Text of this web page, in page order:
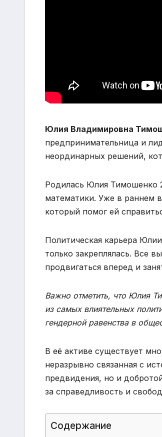
Юлия Владимировна
предпринимательница и
неординарных решений,
Родилась Юлия Тимошенко
математики. Уже в раннем
который помог ей
Политическая карьера
только закреплялась. Все
продвигаться вперед и
Важно отметить, что Юлия
из самых влиятельных
гендерной равенства в
В её активе существует
неразрывно связанная с
предвидения, но и
за справедливость и
Содержание